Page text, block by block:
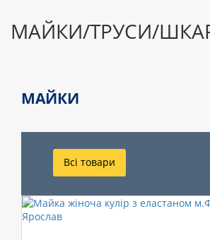
МАЙКИ/ТРУСИ/
МАЙКИ
Всі товари